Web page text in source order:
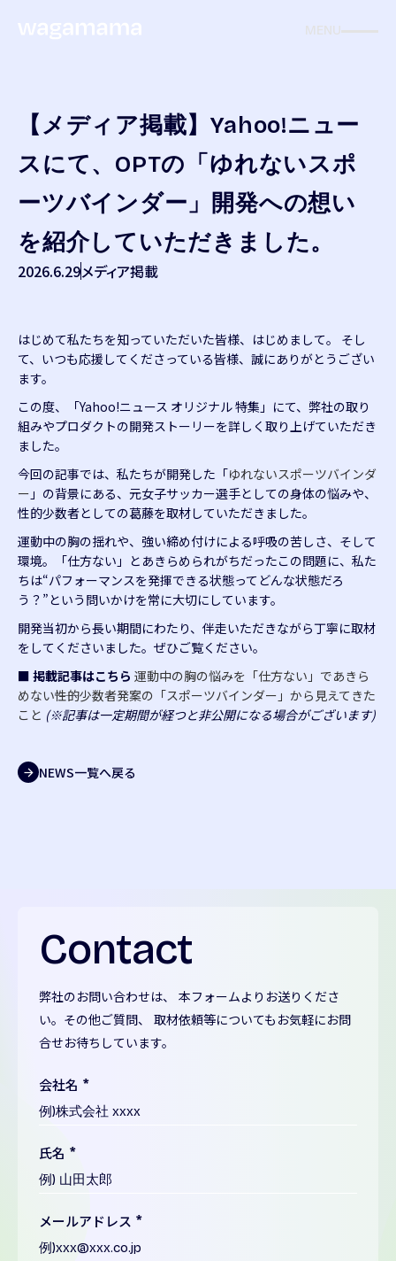
MENU
【メディア掲載】Yahoo!ニュー
スにて、OPTの「ゆれないスポ
ーツバインダー」開発への想い
を紹介していただきました。
2026.6.29メディア掲載
はじめて私たちを知っていただいた皆様、はじめまして。 そし
て、いつも応援してくださっている皆様、誠にありがとうござい
ます。
この度、「Yahoo!ニュース オリジナル 特集」にて、弊社の取り
組みやプロダクトの開発ストーリーを詳しく取り上げていただき
ました。
今回の記事では、私たちが開発した「ゆれないスポーツバインダ
ー 」の背景にある、元女子サッカー選手としての身体の悩みや、
性的少数者としての葛藤を取材していただきました。
運動中の胸の揺れや、強い締め付けによる呼吸の苦しさ、そして
環境。「仕方ない」とあきらめられがちだったこの問題に、私た
ちは“パフォーマンスを発揮できる状態ってどんな状態だろ
う？”という問いかけを常に大切にしています。
開発当初から長い期間にわたり、伴走いただきながら丁寧に取材
をしてくださいました。ぜひご覧ください。
■ 掲載記事はこちら 運動中の胸の悩みを「仕方ない」であきら
めない――性的少数者発案の「スポーツバインダー」から見えてきた
こと (※記事は一定期間が経つと非公開になる場合がございます)
arrow_forward NEWS一覧へ戻る
Contact
弊社のお問い合わせは、 本フォームよりお送りくださ
い。その他ご質問、 取材依頼等についてもお気軽にお問
合せお待ちしています。
会社名 *
氏名 *
メールアドレス *